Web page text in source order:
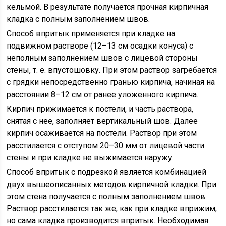
кельмой. В результате получается прочная кирпичная
кладка с полным заполнением швов.
Способ впритык применяется при кладке на
подвижном растворе (12–13 см осадки конуса) с
неполным заполнением швов с лицевой стороны
стены, т. е. впустошовку. При этом раствор загребается
с грядки непосредственно гранью кирпича, начиная на
расстоянии 8–12 см от ранее уложенного кирпича.
Кирпич прижимается к постели, и часть раствора,
снятая с нее, заполняет вертикальный шов. Далее
кирпич осаживается на постели. Раствор при этом
расстилается с отступом 20–30 мм от лицевой части
стены и при кладке не выжимается наружу.
Способ впритык с подрезкой является комбинацией
двух вышеописанных методов кирпичной кладки. При
этом стена получается с полным заполнением швов.
Раствор расстилается так же, как при кладке вприжим,
но сама кладка производится впритык. Необходимая